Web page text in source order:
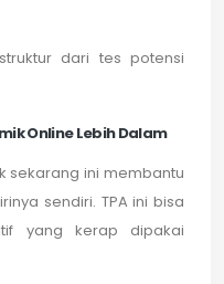
dari tes potensi
Online Lebih Dalam
sekarang ini membantu
sendiri. TPA ini bisa
yang kerap dipakai